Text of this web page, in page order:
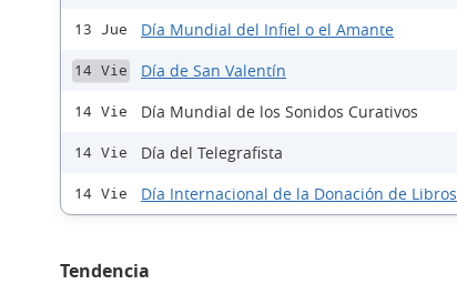
13 Jue Día Mundial del Infiel o el Amante
14 Vie Día de San Valentín
14 Vie Día Mundial de los Sonidos Curativos
14 Vie Día del Telegrafista
14 Vie Día Internacional de la Donación de Libros
Tendencia